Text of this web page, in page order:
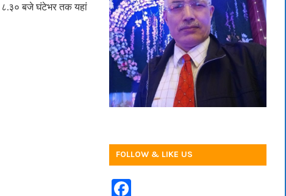
८.३० बजे घंटेभर तक यहां
FOLLOW & LIKE US
F